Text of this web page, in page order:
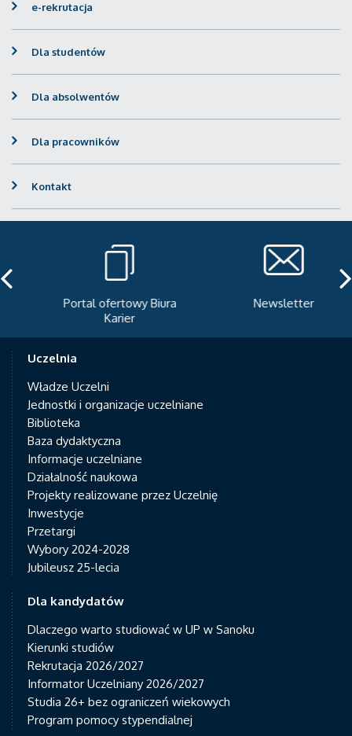
e-rekrutacja
Dla studentów
Dla absolwentów
Dla pracowników
Kontakt
Portal ofertowy Biura
Karier
Newsletter
Uczelnia
Władze Uczelni
Jednostki i organizacje uczelniane
Biblioteka
Baza dydaktyczna
Informacje uczelniane
Działalność naukowa
Projekty realizowane przez Uczelnię
Inwestycje
Przetargi
Wybory 2024-2028
Jubileusz 25-lecia
Dla kandydatów
Dlaczego warto studiować w UP w Sanoku
Kierunki studiów
Rekrutacja 2026/2027
Informator Uczelniany 2026/2027
Studia 26+ bez ograniczeń wiekowych
Program pomocy stypendialnej